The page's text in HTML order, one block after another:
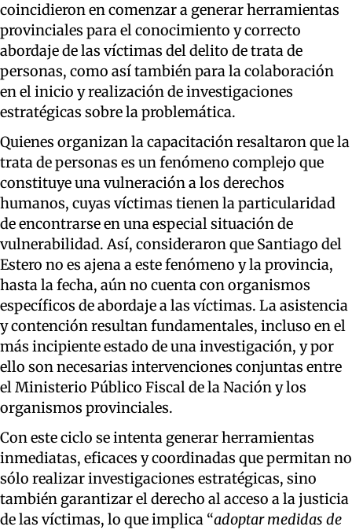
coincidieron en comenzar a generar herramientas
provinciales para el conocimiento y correcto
abordaje de las víctimas del delito de trata de
personas, como así también para la colaboración
en el inicio y realización de investigaciones
estratégicas sobre la problemática.
Quienes organizan la capacitación resaltaron que la
trata de personas es un fenómeno complejo que
constituye una vulneración a los derechos
humanos, cuyas víctimas tienen la particularidad
de encontrarse en una especial situación de
vulnerabilidad. Así, consideraron que Santiago del
Estero no es ajena a este fenómeno y la provincia,
hasta la fecha, aún no cuenta con organismos
específicos de abordaje a las víctimas. La asistencia
y contención resultan fundamentales, incluso en el
más incipiente estado de una investigación, y por
ello son necesarias intervenciones conjuntas entre
el Ministerio Público Fiscal de la Nación y los
organismos provinciales.
Con este ciclo se intenta generar herramientas
inmediatas, eficaces y coordinadas que permitan no
sólo realizar investigaciones estratégicas, sino
también garantizar el derecho al acceso a la justicia
de las víctimas, lo que implica “adoptar medidas de